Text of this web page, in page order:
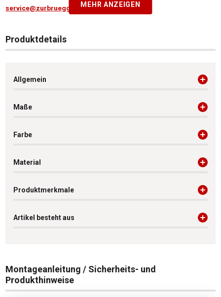
service@zurbrueggen.deMEHR ANZEIGEN
Produktdetails
Allgemein
Maße
Farbe
Material
Produktmerkmale
Artikel besteht aus
Montageanleitung / Sicherheits- und
Produkthinweise